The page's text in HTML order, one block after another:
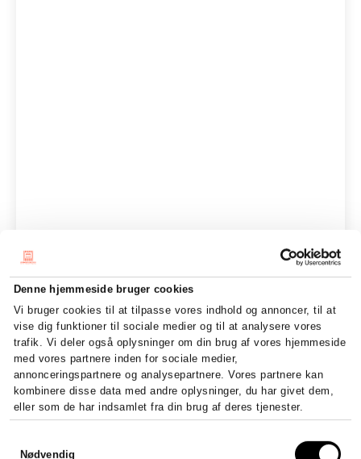
Denne hjemmeside bruger cookies
Vi bruger cookies til at tilpasse vores indhold og annoncer, til at
vise dig funktioner til sociale medier og til at analysere vores
trafik. Vi deler også oplysninger om din brug af vores hjemmeside
med vores partnere inden for sociale medier,
annonceringspartnere og analysepartnere. Vores partnere kan
kombinere disse data med andre oplysninger, du har givet dem,
eller som de har indsamlet fra din brug af deres tjenester.
Nødvendig